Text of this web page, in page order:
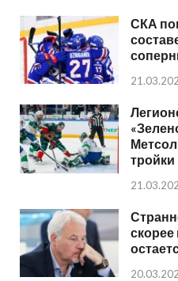
СКА
тройки
скорее